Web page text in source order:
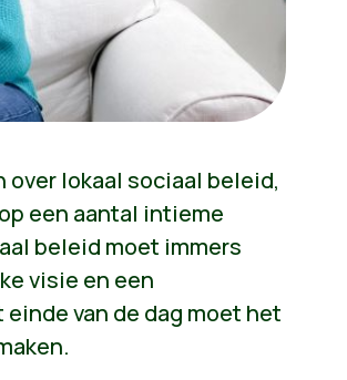
over lokaal sociaal beleid,
een aantal intieme
beleid moet immers
visie en een
van de dag moet het